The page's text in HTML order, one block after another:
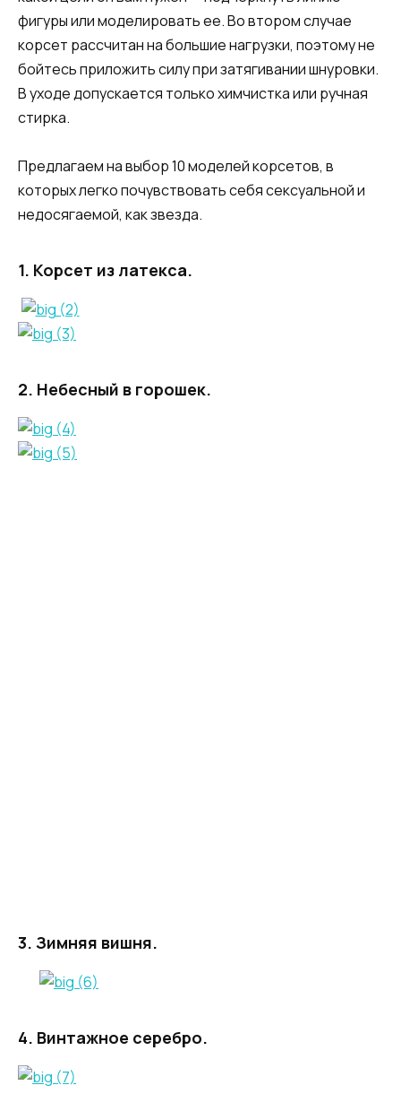
фигуры или моделировать ее. Во втором случае
корсет рассчитан на большие нагрузки, поэтому не
бойтесь приложить силу при затягивании шнуровки.
В уходе допускается только химчистка или ручная
стирка.
Предлагаем на выбор 10 моделей корсетов, в
которых легко почувствовать себя сексуальной и
недосягаемой, как звезда.
1. Корсет из латекса.
2. Небесный в горошек.
3. Зимняя вишня.
4. Винтажное серебро.